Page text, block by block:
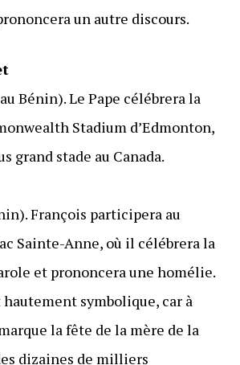
un autre discours.
Bénin). Le Pape célébrera la
Stadium d’Edmonton,
grand stade au Canada.
François participera au
Sainte-Anne, où il célébrera la
et prononcera une homélie.
symbolique, car à
la fête de la mère de la
dizaines de milliers